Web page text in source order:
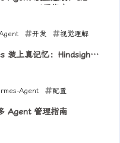
开发 视觉理解
01
装上真记忆：Hindsight
Agent 配置
17
Agent 管理指南